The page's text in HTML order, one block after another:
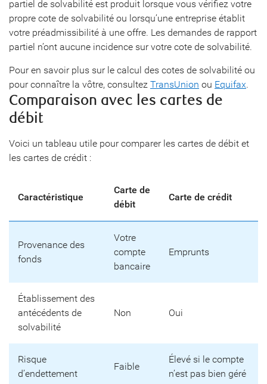
partiel de solvabilité est produit lorsque vous vérifiez votre
propre cote de solvabilité ou lorsqu’une entreprise établit
votre préadmissibilité à une offre. Les demandes de rapport
partiel n’ont aucune incidence sur votre cote de solvabilité.
Pour en savoir plus sur le calcul des cotes de solvabilité ou
pour connaître la vôtre, consultez TransUnion ou Equifax.
Comparaison avec les cartes de
débit
Voici un tableau utile pour comparer les cartes de débit et
les cartes de crédit :
Caractéristique
Carte de
débit
Carte de crédit
Provenance des
fonds
Votre
compte
bancaire
Emprunts
Établissement des
antécédents de
solvabilité
Non Oui
Risque
d’endettement
Faible
Élevé si le compte
n’est pas bien géré